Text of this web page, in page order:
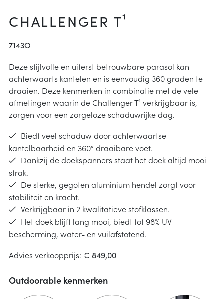
kiezen
CHALLENGER T¹
7143O
Deze stijlvolle en uiterst betrouwbare parasol kan
achterwaarts kantelen en is eenvoudig 360 graden te
draaien. Deze kenmerken in combinatie met de vele
afmetingen waarin de Challenger T¹ verkrijgbaar is,
zorgen voor een zorgeloze schaduwrijke dag.
Biedt veel schaduw door achterwaartse
kantelbaarheid en 360° draaibare voet.
Dankzij de doekspanners staat het doek altijd mooi
strak.
De sterke, gegoten aluminium hendel zorgt voor
stabiliteit en kracht.
Verkrijgbaar in 2 kwalitatieve stofklassen.
Het doek blijft lang mooi, biedt tot 98% UV-
bescherming, water- en vuilafstotend.
Advies verkoopprijs: € 849,00
Outdoorable kenmerken